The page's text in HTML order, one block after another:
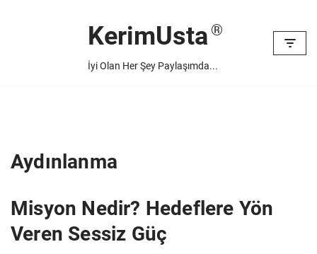
KerimUsta
İyi Olan Her Şey Paylaşımda...
Aydınlanma
Misyon Nedir? Hedeflere Yön
Veren Sessiz Güç